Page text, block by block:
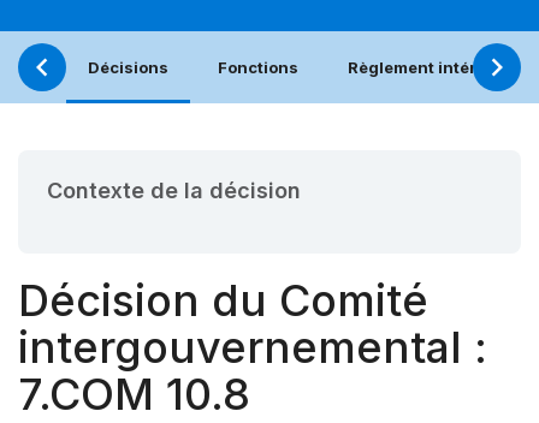
Décisions Fonctions Règlement intérieur
Contexte de la décision
Décision du Comité
intergouvernemental :
7.COM 10.8